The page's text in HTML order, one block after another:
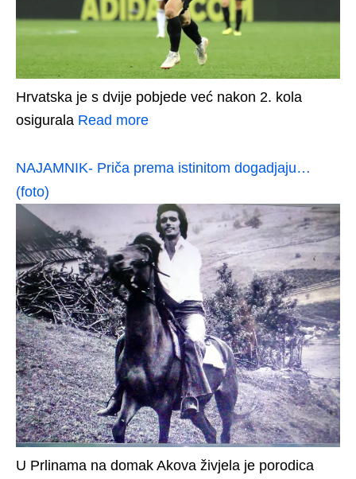
Hrvatska je s dvije pobjede već nakon 2. kola
osigurala Read more
NAJAMNIK- Priča prema istinitom dogadjaju…
(foto)
U Prlinama na domak Akova živjela je porodica